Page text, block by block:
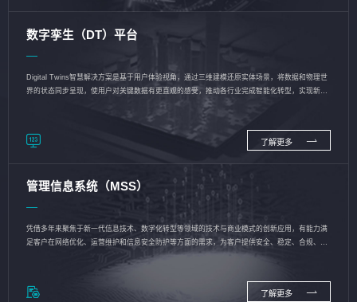
数字孪生（DT）平台
Digital Twins智慧解决方案是基于用户体验视角，通过三维建模还原实体场景，将数据和物理世
界的状态同步呈现，使用户对关键数据有更直观的感受，推动各行业完成智能化转型，实现新旧
了解更多
管理信息系统（MSS）
凭借多年来聚焦于新一代信息技术、数字化转型等领域的技术与商业模式的创新应用，有能力满
足客户在网络优化、运营维护和信息安全防护等方面的需求，为客户提供安全、稳定、合规、持
了解更多